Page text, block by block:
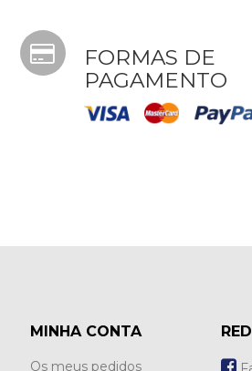
FORMAS DE
PAGAMENTO
MINHA CONTA
Os meus pedidos